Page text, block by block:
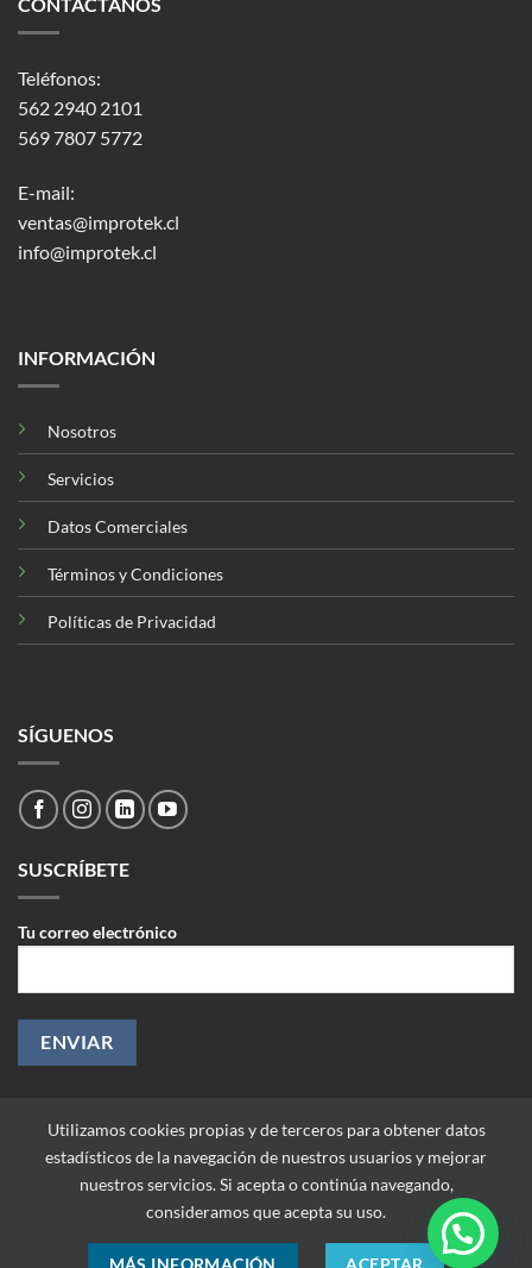
CONTÁCTANOS
Teléfonos:
562 2940 2101
569 7807 5772
E-mail:
ventas@improtek.cl
info@improtek.cl
INFORMACIÓN
Nosotros
Servicios
Datos Comerciales
Términos y Condiciones
Políticas de Privacidad
SÍGUENOS
SUSCRÍBETE
Tu correo electrónico
Utilizamos cookies propias y de terceros para obtener datos
estadísticos de la navegación de nuestros usuarios y mejorar
nuestros servicios. Si acepta o continúa navegando,
consideramos que acepta su uso.
MÁS INFORMACIÓN ACEPTAR